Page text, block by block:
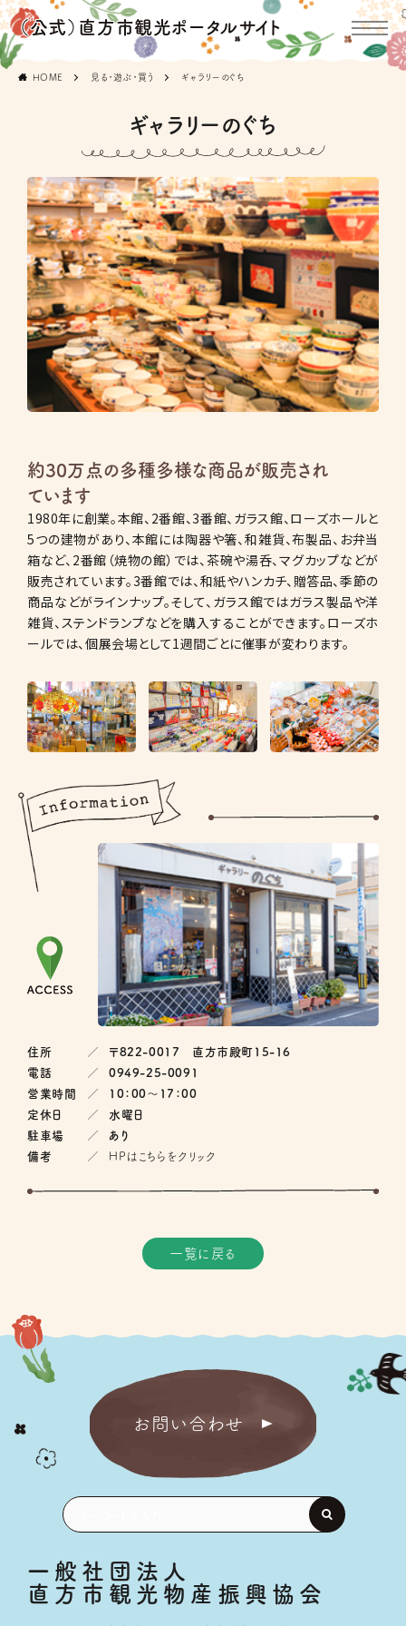
（公式）直方市観光ポータルサイト
HOME 見る・遊ぶ・買う ギャラリーのぐち
ギャラリーのぐち
約30万点の多種多様な商品が販売され
ています
1980年に創業。本館、2番館、3番館、ガラス館、ローズホールと
5つの建物があり、本館には陶器や箸、和雑貨、布製品、お弁当
箱など、2番館（焼物の館）では、茶碗や湯呑、マグカップなどが
販売されています。3番館では、和紙やハンカチ、贈答品、季節の
商品などがラインナップ。そして、ガラス館ではガラス製品や洋
雑貨、ステンドランプなどを購入することができます。ローズホ
ールでは、個展会場として1週間ごとに催事が変わります。
住所
〒822-0017 直方市殿町15-16
電話
0949-25-0091
営業時間
10：00〜17：00
定休日
水曜日
駐車場
あり
備考
HPはこちらをクリック
一覧に戻る
一般社団法人
直方市観光物産振興協会
お問い合わせ